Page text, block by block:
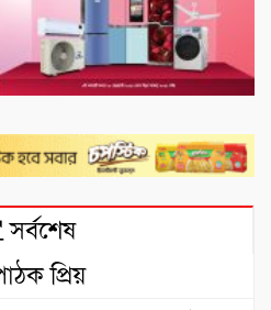
সর্বশেষ
প্রিয়